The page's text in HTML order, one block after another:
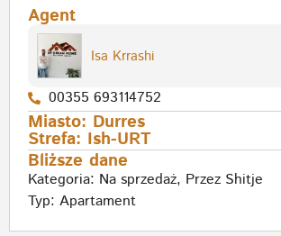
Agent
Isa Krrashi
00355 693114752
Miasto: Durres
Strefa: Ish-URT
Bliższe dane
Kategoria: Na sprzedaż, Przez Shitje
Typ: Apartament